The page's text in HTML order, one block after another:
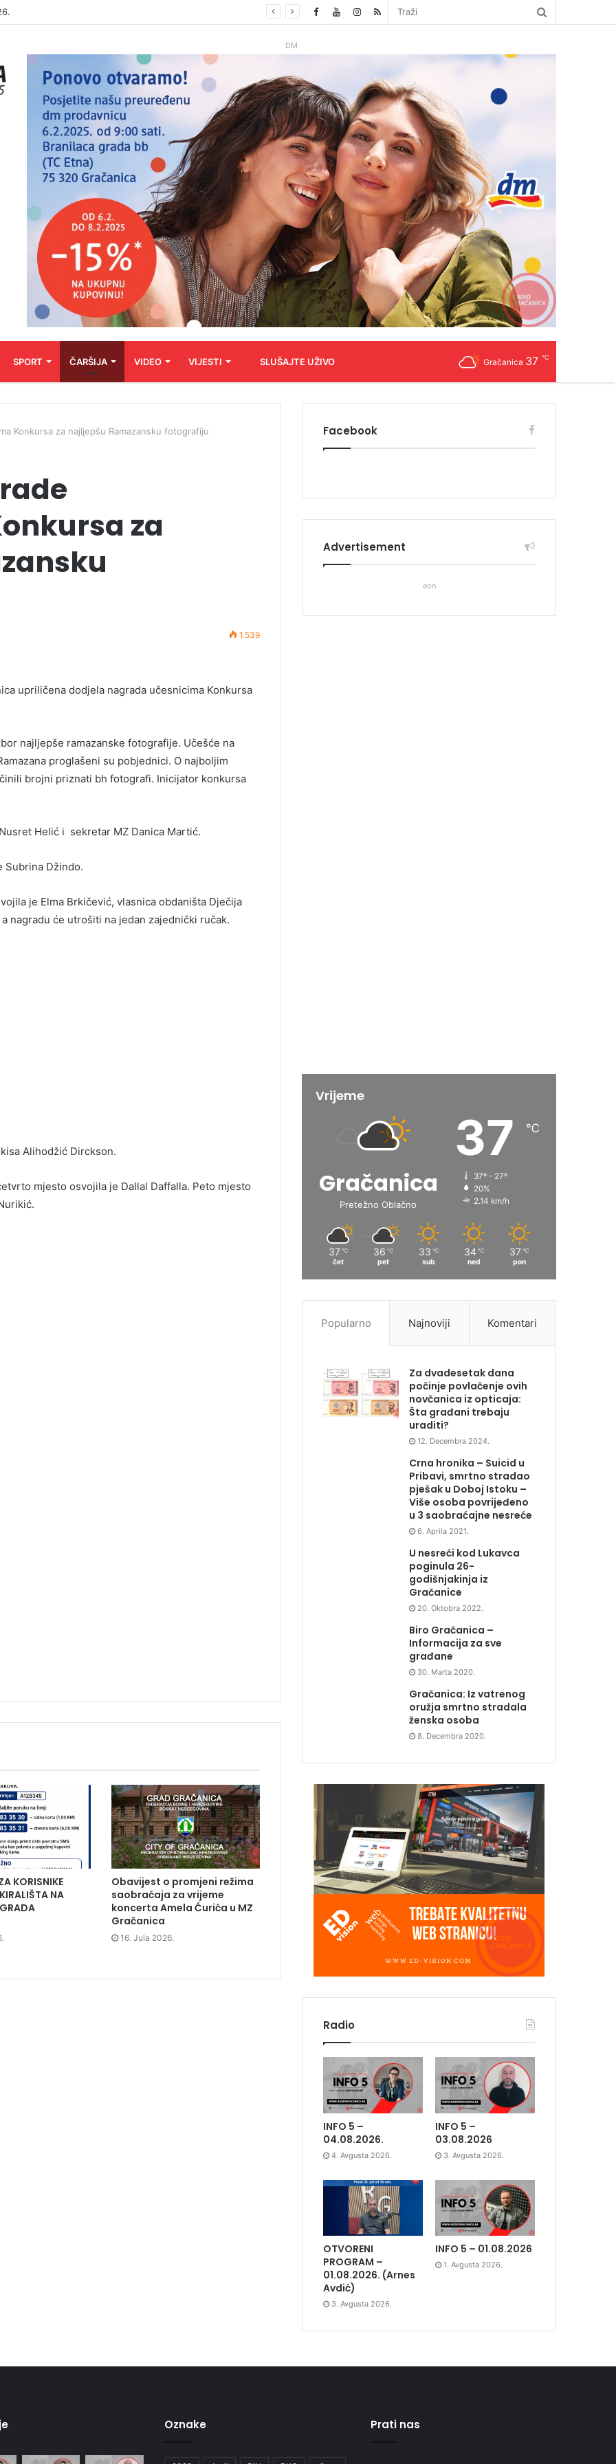
DM
SPORT ČARŠIJA VIDEO VIJESTI SLUŠAJTE UŽIVO Gračanica 37 ℃
Konkursa za najljepšu Ramazansku fotografiju
za
1.539
upriličena dodjela nagrada učesnicima Konkursa
najljepše ramazanske fotografije. Učešće na
proglašeni su pobjednici. O najboljim
brojni priznati bh fotografi. Inicijator konkursa
Helić i sekretar MZ Danica Martić.
Subrina Džindo.
je Elma Brkičević, vlasnica obdaništa Dječija
nagradu će utrošiti na jedan zajednički ručak.
Alihodžić Dirckson.
mjesto osvojila je Dallal Daffalla. Peto mjesto
KORISNIKE
NA
Obavijest o promjeni režima
saobraćaja za vrijeme
koncerta Amela Ćurića u MZ
Gračanica
16. Jula 2026.
Facebook
Advertisement
eon
Vrijeme
Gračanica
Pretežno Oblačno
37 ℃
37º - 27º
20%
2.14 km/h
37 ℃
čet
36 ℃
pet
33 ℃
sub
34 ℃
ned
37 ℃
pon
Popularno Najnoviji Komentari
Za dvadesetak dana
počinje povlačenje ovih
novčanica iz opticaja:
Šta građani trebaju
uraditi?
12. Decembra 2024.
Crna hronika – Suicid u
Pribavi, smrtno stradao
pješak u Doboj Istoku –
Više osoba povrijeđeno
u 3 saobraćajne nesreće
6. Aprila 2021.
U nesreći kod Lukavca
poginula 26-
godišnjakinja iz
Gračanice
20. Oktobra 2022.
Biro Gračanica –
Informacija za sve
građane
30. Marta 2020.
Gračanica: Iz vatrenog
oružja smrtno stradala
ženska osoba
8. Decembra 2020.
Radio
INFO 5 –
04.08.2026.
4. Avgusta 2026.
INFO 5 –
03.08.2026
3. Avgusta 2026.
OTVORENI
PROGRAM –
01.08.2026. (Arnes
Avdić)
3. Avgusta 2026.
INFO 5 – 01.08.2026
1. Avgusta 2026.
Oznake Prati nas